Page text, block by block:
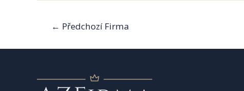
Navigace
pro
příspěvek
← Předchozí Firma